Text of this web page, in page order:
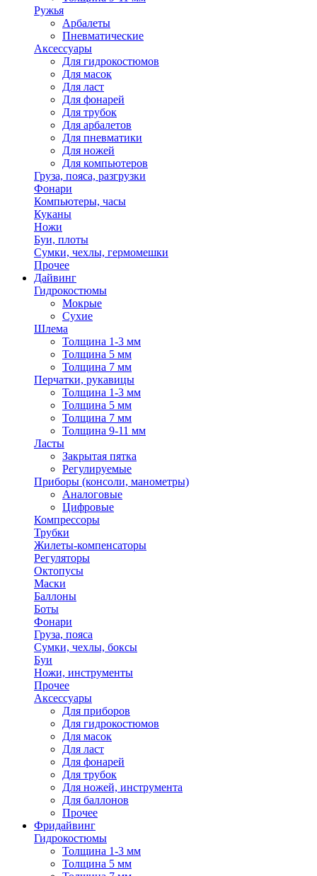
Ружья
Арбалеты
Пневматические
Аксессуары
Для гидрокостюмов
Для масок
Для ласт
Для фонарей
Для трубок
Для арбалетов
Для пневматики
Для ножей
Для компьютеров
Груза, пояса, разгрузки
Фонари
Компьютеры, часы
Куканы
Ножи
Буи, плоты
Сумки, чехлы, гермомешки
Прочее
Дайвинг
Гидрокостюмы
Мокрые
Сухие
Шлема
Толщина 1-3 мм
Толщина 5 мм
Толщина 7 мм
Перчатки, рукавицы
Толщина 1-3 мм
Толщина 5 мм
Толщина 7 мм
Толщина 9-11 мм
Ласты
Закрытая пятка
Регулируемые
Приборы (консоли, манометры)
Аналоговые
Цифровые
Компрессоры
Трубки
Жилеты-компенсаторы
Регуляторы
Октопусы
Маски
Баллоны
Боты
Фонари
Груза, пояса
Сумки, чехлы, боксы
Буи
Ножи, инструменты
Прочее
Аксессуары
Для приборов
Для гидрокостюмов
Для масок
Для ласт
Для фонарей
Для трубок
Для ножей, инструмента
Для баллонов
Прочее
Фридайвинг
Гидрокостюмы
Толщина 1-3 мм
Толщина 5 мм